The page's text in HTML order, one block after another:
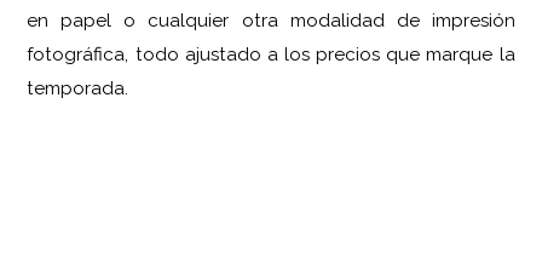
en papel o cualquier otra modalidad de impresión
fotográfica, todo ajustado a los precios que marque la
temporada.